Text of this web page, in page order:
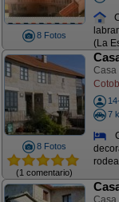
8 Fotos
(La
8 Fotos
(1 comentario)
Casa
7
Casa